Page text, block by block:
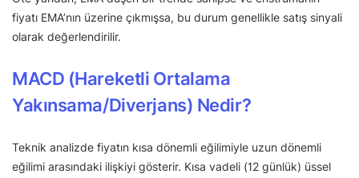
fiyatı EMA’nın üzerine çıkmışsa, bu durum genellikle satış sinyali
olarak değerlendirilir.
MACD (Hareketli Ortalama
Yakınsama/Diverjans) Nedir?
Teknik analizde fiyatın kısa dönemli eğilimiyle uzun dönemli
eğilimi arasındaki ilişkiyi gösterir. Kısa vadeli (12 günlük) üssel